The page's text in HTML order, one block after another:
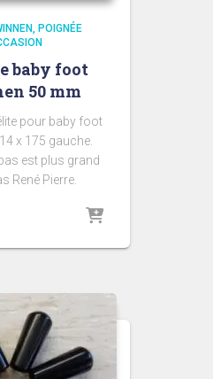
POIGNÉE
baby foot
50 mm
pour baby foot
x 175 gauche.
est plus grand
René Pierre.